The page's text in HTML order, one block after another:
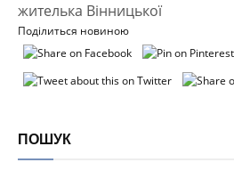
жителька Вінницької
Поділиться новиною
ПОШУК